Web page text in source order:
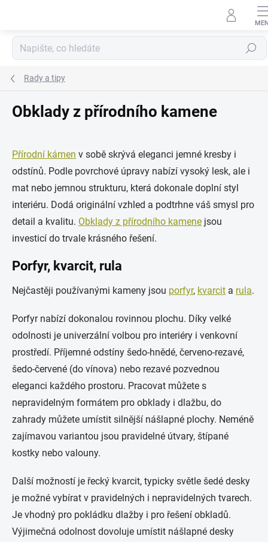
Hledat
Rady a tipy
Obklady z přírodního kamene
Přírodní kámen v sobě skrývá eleganci jemné kresby i
odstínů. Podle povrchové úpravy nabízí vysoký lesk, ale i
mat nebo jemnou strukturu, která dokonale doplní styl
interiéru. Dodá originální vzhled a podtrhne váš smysl pro
detail a kvalitu. Obklady z přírodního kamene jsou
investicí do trvale krásného řešení.
Porfyr, kvarcit, rula
Nejčastěji používanými kameny jsou porfyr, kvarcit a rula.
Porfyr nabízí dokonalou rovinnou plochu. Díky velké
odolnosti je univerzální volbou pro interiéry i venkovní
prostředí. Příjemné odstíny šedo-hnědé, červeno-rezavé,
šedo-červené (do vínova) nebo rezavé pozvednou
eleganci každého prostoru. Pracovat můžete s
nepravidelným formátem pro obklady i dlažbu, do
zahrady můžete umístit silnější nášlapné plochy. Neméně
zajímavou variantou jsou pravidelné útvary, štípané
kostky nebo valouny.
Další možností je řecký kvarcit, typicky světle šedé desky
je možné vybírat v pravidelných i nepravidelných tvarech.
Je vhodný pro pokládku dlažby i pro řešení obkladů.
Výjimečná odolnost dovoluje umístit nášlapné desky